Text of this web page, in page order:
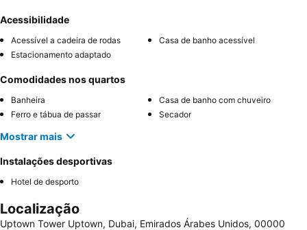
Acessibilidade
Acessível a cadeira de rodas
Casa de banho acessível
Estacionamento adaptado
Comodidades nos quartos
Banheira
Casa de banho com chuveiro
Ferro e tábua de passar
Secador
Mostrar mais
Instalações desportivas
Hotel de desporto
Localização
Uptown Tower Uptown, Dubai, Emirados Árabes Unidos, 00000